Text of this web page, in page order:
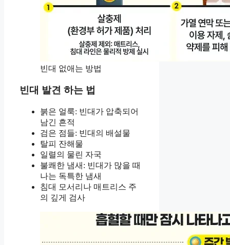
빈대 없애는 방법
빈대 발견 하는 법
붉은 얼룩: 빈대가 압축되어
남긴 흔적
검은 점들: 빈대의 배설물
탈피 잔해물
일렬의 물린 자국
불쾌한 냄새: 빈대가 많을 때
나는 독특한 냄새
침대 모서리나 매트리스 주
의 깊게 검사